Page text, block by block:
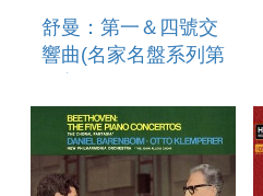
舒曼：第一＆四號交
響曲(名家名盤系列第
SYMPHONIES NO.1
& 4 (VIRTUOSO 82)